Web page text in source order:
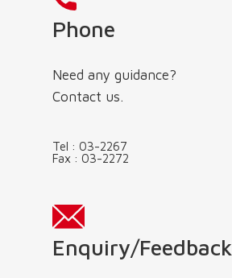
Phone
Need any guidance?
Contact us.
Tel : 03-2267
Fax : 03-2272
Enquiry/Feedback